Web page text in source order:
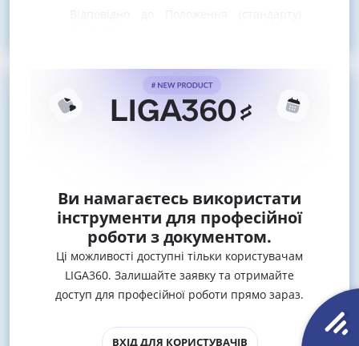
Ви намагаєтесь використати
інструменти для професійної
роботи з документом.
Ці можливості доступні тільки користувачам
LIGA360. Залишайте заявку та отримайте
доступ для професійної роботи прямо зараз.
ВХІД ДЛЯ КОРИСТУВАЧІВ